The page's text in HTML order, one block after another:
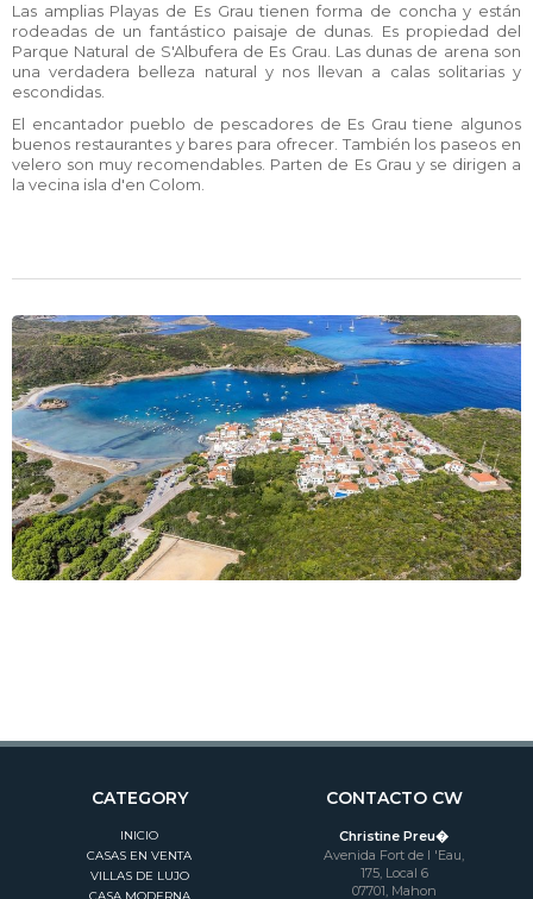
Las amplias Playas de Es Grau tienen forma de concha y están
rodeadas de un fantástico paisaje de dunas. Es propiedad del
Parque Natural de S'Albufera de Es Grau. Las dunas de arena son
una verdadera belleza natural y nos llevan a calas solitarias y
escondidas.
El encantador pueblo de pescadores de Es Grau tiene algunos
buenos restaurantes y bares para ofrecer. También los paseos en
velero son muy recomendables. Parten de Es Grau y se dirigen a
la vecina isla d'en Colom.
CATEGORY
INICIO
CASAS EN VENTA
VILLAS DE LUJO
CONTACTO CW
Christine Preu�
Avenida Fort de l 'Eau,
175, Local 6
07701, Mahon